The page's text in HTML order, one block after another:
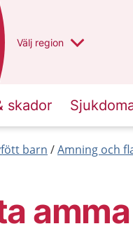
Du har valt region
Välj en annan
region
skador
barn Amning och
amma